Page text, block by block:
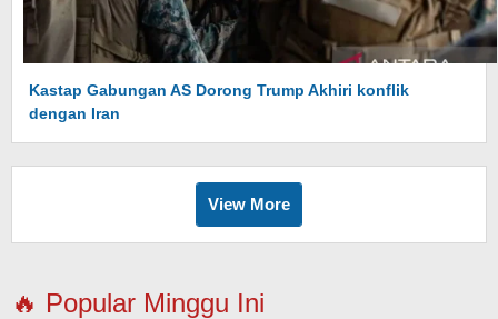
Kastap Gabungan AS Dorong Trump Akhiri konflik
dengan Iran
View More
🔥 Popular Minggu Ini